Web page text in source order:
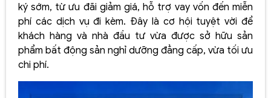
ký sớm, từ ưu đãi giảm giá, hỗ trợ vay vốn đến miễn
phí các dịch vụ đi kèm. Đây là cơ hội tuyệt vời để
khách hàng và nhà đầu tư vừa được sở hữu sản
phẩm bất động sản nghỉ dưỡng đẳng cấp, vừa tối ưu
chi phí.